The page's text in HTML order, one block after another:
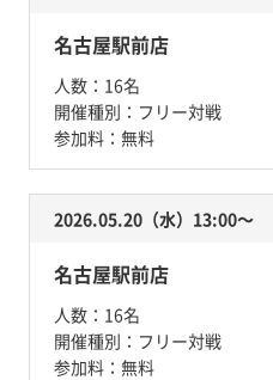
名古屋駅前店
人数： 16名
開催種別： フリー対戦
参加料： 無料
2026.05.20（水）13:00〜
名古屋駅前店
人数： 16名
開催種別： フリー対戦
参加料： 無料